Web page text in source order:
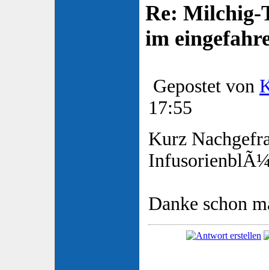
Re: Milchig-
im
Gepostet von
17:55
Kurz
Danke schon